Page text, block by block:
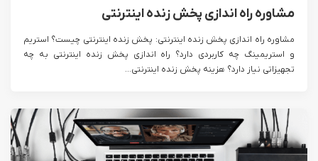
مشاوره راه اندازی پخش زنده اینترنتی
مشاوره راه اندازی پخش زنده اینترنتی: پخش زنده اینترنتی چیست؟ استریم
و استریمینگ چه کاربردی دارد؟ راه اندازی پخش زنده اینترنتی به چه
تجهیزاتی نیاز دارد؟ هزینه پخش زنده اینترنتی...